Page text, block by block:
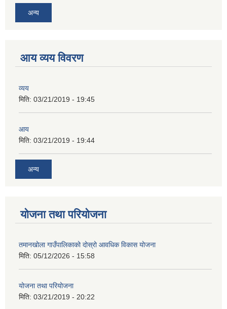
अन्य
आय व्यय विवरण
व्यय
मिति: 03/21/2019 - 19:45
आय
मिति: 03/21/2019 - 19:44
अन्य
योजना तथा परियोजना
तमानखोला गाउँपालिकाको दोस्रो आवधिक विकास योजना
मिति: 05/12/2026 - 15:58
योजना तथा परियोजना
मिति: 03/21/2019 - 20:22